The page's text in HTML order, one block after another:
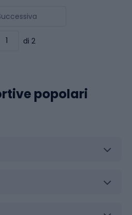
di 2
popolari